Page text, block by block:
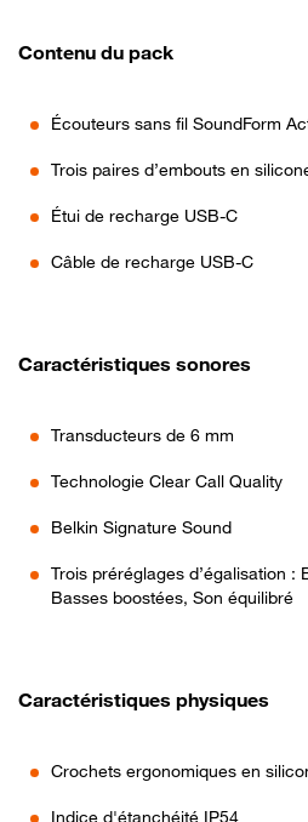
Contenu du pack
Écouteurs sans fil SoundForm
Trois paires d’embouts en
Étui de recharge USB-C
Câble de recharge USB-C
Caractéristiques sonores
Transducteurs de 6 mm
Technologie Clear Call Quality
Belkin Signature Sound
Trois préréglages d’égalisation :
Basses boostées, Son équilibré
Caractéristiques physiques
Crochets ergonomiques en
Indice d'étanchéité IP54